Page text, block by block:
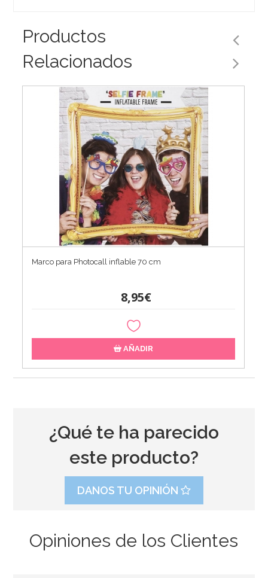
Productos
Relacionados
Marco para Photocall inflable 70 cm
8,95€
AÑADIR
¿Qué te ha parecido
este producto?
DANOS TU OPINIÓN
Opiniones de los Clientes